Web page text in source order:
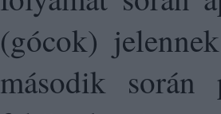
(gócok)
második